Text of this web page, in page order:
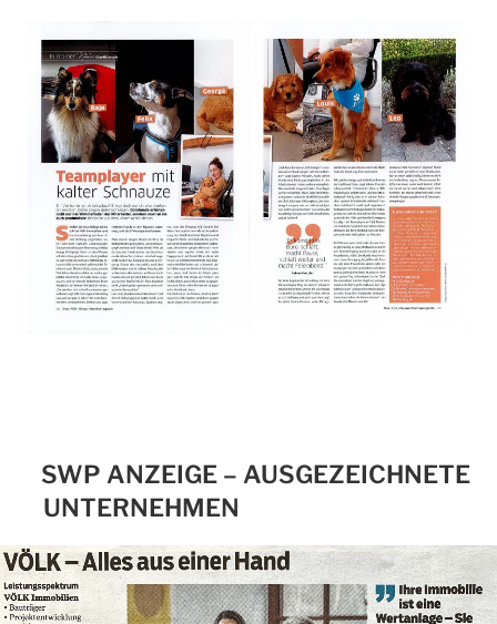
SWP ANZEIGE – AUSGEZEICHNETE
UNTERNEHMEN